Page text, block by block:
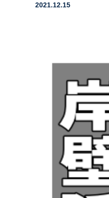
2021.12.15